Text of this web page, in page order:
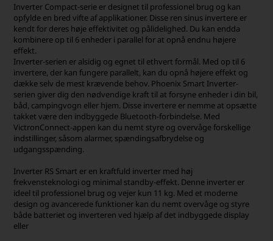
Inverter Compact-serie er designet til professionel brug og kan
opfylde en bred vifte af applikationer. Disse ren sinus invertere er
kendt for deres høje effektivitet og pålidelighed. Du kan endda
kombinere op til 6 enheder i parallel for at opnå endnu højere
effekt.
Inverter-serien er alsidig og egnet til ethvert formål. Med op til 6
invertere, der kan fungere parallelt, kan du opnå højere effekt og
dække selv de mest krævende behov. Phoenix Smart Inverter-
serien giver dig den nødvendige kraft til at forsyne enheder i din bil,
båd, campingvogn eller hjem. Disse invertere er nemme at opsætte
takket være den indbyggede Bluetooth-forbindelse. Med
VictronConnect-appen kan du nemt styre og overvåge forskellige
indstillinger, såsom alarmer, spændingsafbrydelse og
udgangsspænding.
Inverter RS Smart er en kraftfuld inverter med høj
frekvensteknologi og minimal standby-effekt. Denne inverter er
ideel til professionel brug og vejer kun 11 kg. Med et moderne
design og avancerede funktioner kan du nemt overvåge og styre
både batteriet og inverteren ved hjælp af det indbyggede display
eller